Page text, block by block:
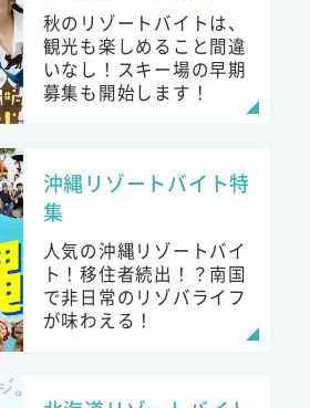
秋のリゾートバイトは、
観光も楽しめること間違
いなし！スキー場の早期
募集も開始します！
沖縄リゾートバイト特
集
人気の沖縄リゾートバイ
ト！移住者続出！？南国
で非日常のリゾバライフ
が味わえる！